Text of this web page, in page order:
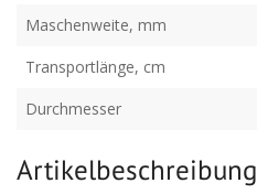
Maschenweite, mm
Transportlänge, cm
Durchmesser
Artikelbeschreibung